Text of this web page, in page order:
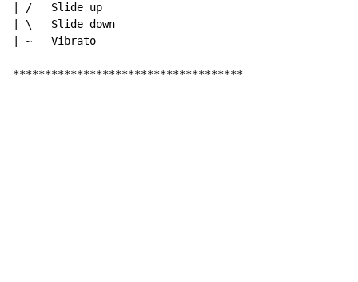
| /   Slide up
| \   Slide down
| ~   Vibrato
************************************